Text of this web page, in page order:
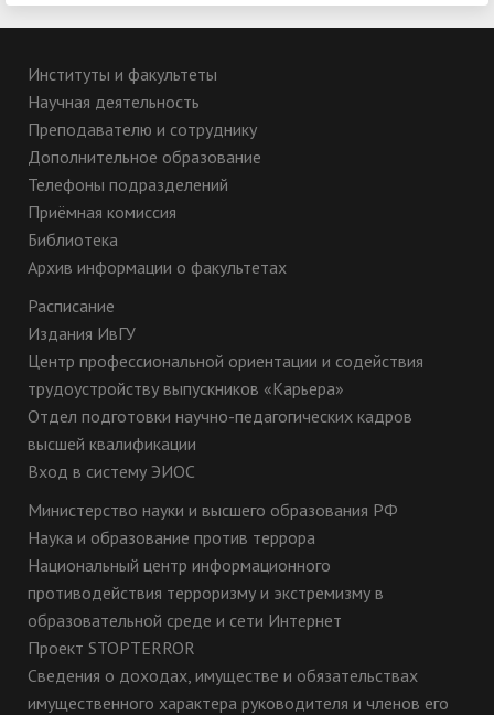
План научных мероприятий юридического факультета
ИвГУ на 2020 год
2019 году
План научных мероприятий юридического факультета
ИвГУ на 2019 год
Хроника научной жизни юридического факультета в
2018 году
План научных мероприятий юридического факультета
ИвГУ на 2018 год
Хроника научной жизни юридического факультета в
План научных мероприятий юридического факультета
ИвГУ на 2017 год
2016 году
План научных мероприятий на 2016 год
Хроника научной жизни юридического факультета в
2015 году
Хроника научной жизни юридического факультета в
2014 году
План научных мероприятий на 2014 год
Хроника научной жизни юридического факультета в
2013 году
Хроника научной жизни юридического факультета в
2012 году
Хроника научной жизни юридического факультета в
2011 году
Хроника научной жизни юридического факультета в
2010 году
Хроника научной жизни юридического факультета в
2009 году
Институты и факультеты
Научная деятельность
Преподавателю и сотруднику
Дополнительное образование
Телефоны подразделений
Приёмная комиссия
Библиотека
Архив информации о факультетах
Расписание
Издания ИвГУ
Центр профессиональной ориентации и содействия
трудоустройству выпускников «Карьера»
Отдел подготовки научно-педагогических кадров
высшей квалификации
Вход в систему ЭИОС
Министерство науки и высшего образования РФ
Наука и образование против террора
Национальный центр информационного
противодействия терроризму и экстремизму в
образовательной среде и сети Интернет
Проект STOPTERROR
Сведения о доходах, имуществе и обязательствах
имущественного характера руководителя и членов его